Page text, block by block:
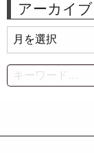
アーカイブ
ー
カ
イ
Search